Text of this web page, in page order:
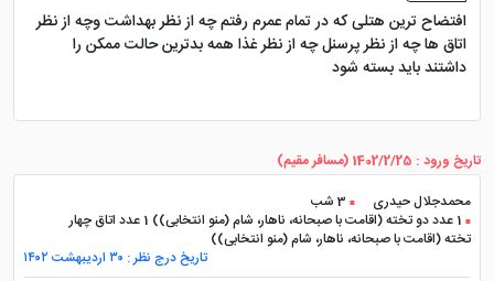
افتضاح ترین هتلی که در تمام عمرم رفتم چه از نظر بهداشت وچه از نظر
اتاق ها چه از نظر پرسنل چه از نظر غذا همه بدترین حالت ممکن را
داشتند باید بسته شود
تاریخ ورود : 1402/2/25 (مسافر مقیم)
محمدجلال حیدری
3 شب
1 عدد دو تخته (اقامت با صبحانه، ناهار، شام (منو انتخابی)) 1 عدد اتاق چهار
تخته (اقامت با صبحانه، ناهار، شام (منو انتخابی))
تاریخ درج نظر : ۳۰ اردیبهشت ۱۴۰۲